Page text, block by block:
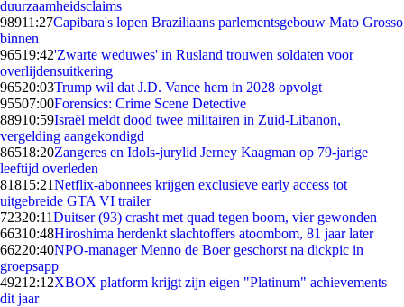
duurzaamheidsclaims
98911:27Capibara's lopen Braziliaans parlementsgebouw Mato Grosso
binnen
96519:42'Zwarte weduwes' in Rusland trouwen soldaten voor
overlijdensuitkering
96520:03Trump wil dat J.D. Vance hem in 2028 opvolgt
95507:00Forensics: Crime Scene Detective
88910:59Israël meldt dood twee militairen in Zuid-Libanon,
vergelding aangekondigd
86518:20Zangeres en Idols-jurylid Jerney Kaagman op 79-jarige
leeftijd overleden
81815:21Netflix-abonnees krijgen exclusieve early access tot
uitgebreide GTA VI trailer
72320:11Duitser (93) crasht met quad tegen boom, vier gewonden
66310:48Hiroshima herdenkt slachtoffers atoombom, 81 jaar later
66220:40NPO-manager Menno de Boer geschorst na dickpic in
groepsapp
49212:12XBOX platform krijgt zijn eigen "Platinum" achievements
dit jaar